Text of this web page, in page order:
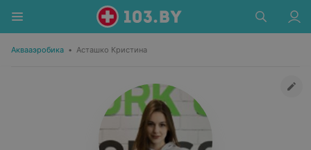
Аквааэробика • Асташко Кристина